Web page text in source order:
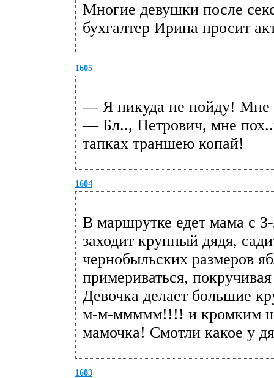
Многие девушки после
бухгалтер Ирина просит
1605
— Я никуда не пойду! Мне
— Бл.., Петрович, мне
тапках траншею копай!
1604
В маршрутке едет мама с
заходит крупный дядя,
чернобыльских размеров
примериваться,
Девочка делает большие
м-м-ммммм!!!! и кромким
мамочка! Смотли какое
1603